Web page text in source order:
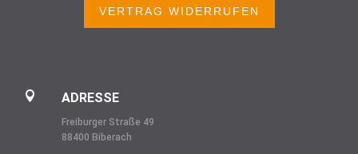
VERTRAG WIDERRUFEN
 ADRESSE
Freiburger Straße 49
88400 Biberach